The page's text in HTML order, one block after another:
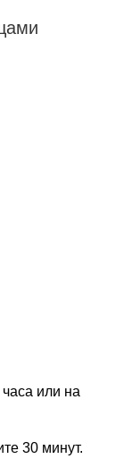
или на
30 минут.